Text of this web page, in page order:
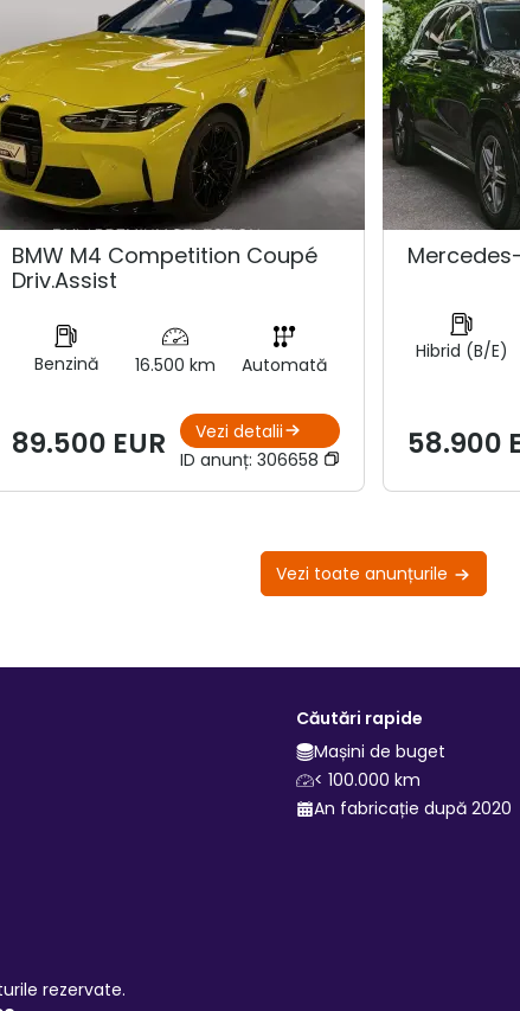
BMW M4 Competition Coupé
Driv.Assist
Benzină 16.500 km Automată
89.500 EUR
Vezi detalii
ID anunț: 306658
Hibrid (B/E)
58.900
Vezi toate anunțurile
rezervate.
Căutări rapide
Mașini de buget
< 100.000 km
An fabricație după 2020